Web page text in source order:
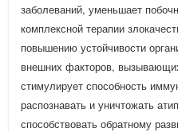
заболеваний, уменьшает
комплексной терапии
повышению устойчивости
внешних факторов,
стимулирует способность
распознавать и уничтожать
способствовать обратному